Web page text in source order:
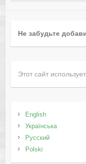
Не забудьте
Этот сайт
English
Українська
Русский
Polski